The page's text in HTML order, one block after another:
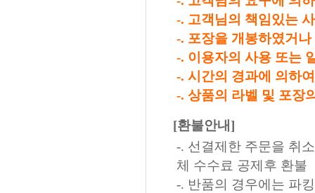
-. 고객님의 책임있는
-. 포장을 개봉하였거
-. 이용자의 사용 또는
-. 시간의 경과에 의하
-. 상품의 라벨 및 포장
[환불안내]
-. 선결제한 주문을 취
체 수수료 공제후 환불
-. 반품의 경우에는 파